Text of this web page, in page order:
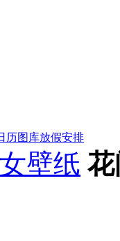
历图库放假安排
壁纸